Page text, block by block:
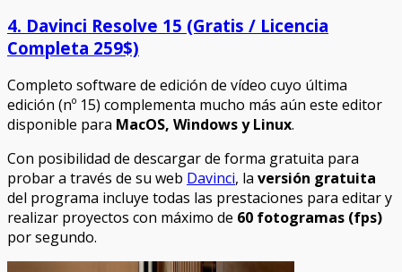
4. Davinci Resolve 15 (Gratis / Licencia
Completa 259$)
Completo software de edición de vídeo cuyo última
edición (nº 15) complementa mucho más aún este editor
disponible para MacOS, Windows y Linux.
Con posibilidad de descargar de forma gratuita para
probar a través de su web Davinci, la versión gratuita
del programa incluye todas las prestaciones para editar y
realizar proyectos con máximo de 60 fotogramas (fps)
por segundo.